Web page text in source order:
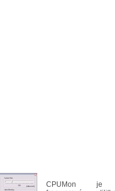
CPUMon je